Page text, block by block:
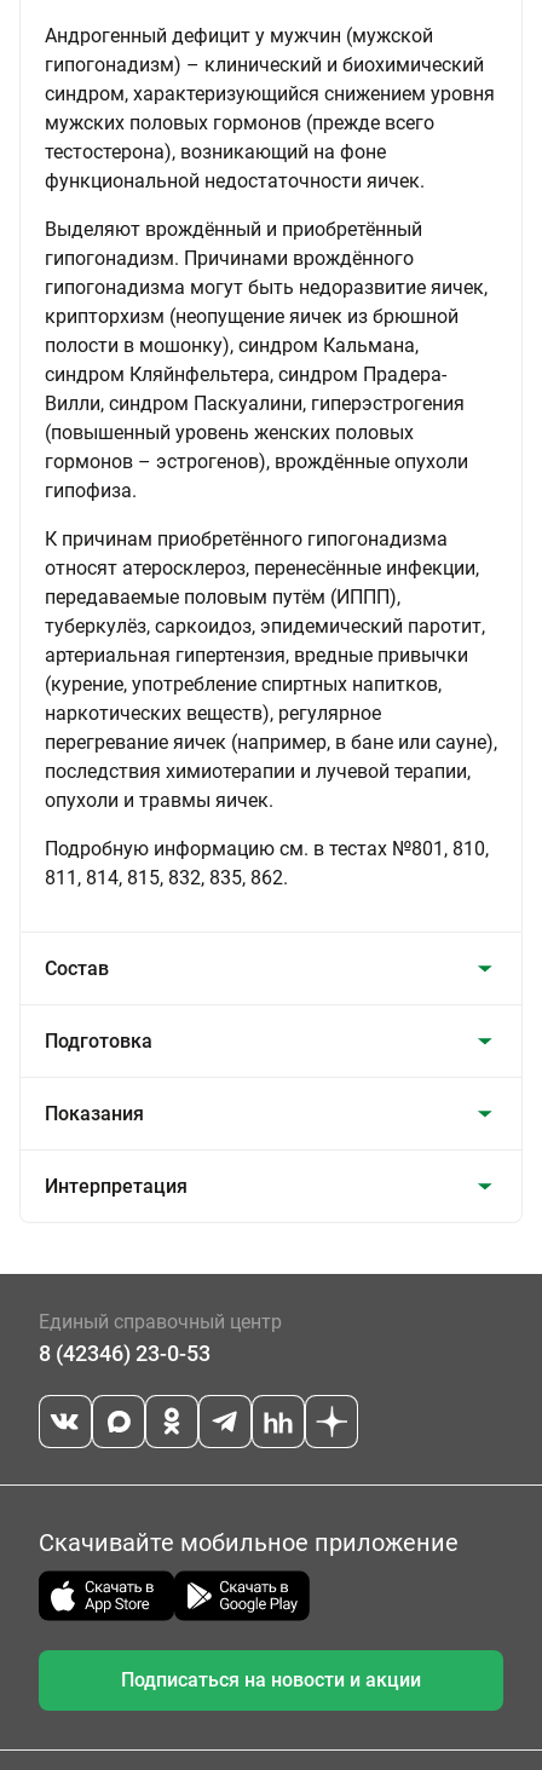
Андрогенный дефицит у мужчин (мужской
гипогонадизм) – клинический и биохимический
синдром, характеризующийся снижением уровня
мужских половых гормонов (прежде всего
тестостерона), возникающий на фоне
функциональной недостаточности яичек.
Выделяют врождённый и приобретённый
гипогонадизм. Причинами врождённого
гипогонадизма могут быть недоразвитие яичек,
крипторхизм (неопущение яичек из брюшной
полости в мошонку), синдром Кальмана,
синдром Кляйнфельтера, синдром Прадера-
Вилли, синдром Паскуалини, гиперэстрогения
(повышенный уровень женских половых
гормонов – эстрогенов), врождённые опухоли
гипофиза.
К причинам приобретённого гипогонадизма
относят атеросклероз, перенесённые инфекции,
передаваемые половым путём (ИППП),
туберкулёз, саркоидоз, эпидемический паротит,
артериальная гипертензия, вредные привычки
(курение, употребление спиртных напитков,
наркотических веществ), регулярное
перегревание яичек (например, в бане или сауне),
последствия химиотерапии и лучевой терапии,
опухоли и травмы яичек.
Подробную информацию см. в тестах №801, 810,
811, 814, 815, 832, 835, 862.
Состав
Подготовка
Показания
Интерпретация
Единый справочный центр
8 (42346) 23-0-53
Скачивайте мобильное приложение
Подписаться на новости и акции